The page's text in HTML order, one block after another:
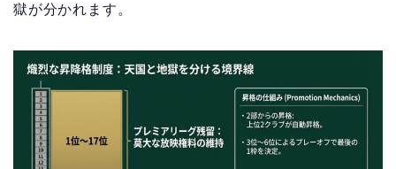
獄が分かれます。